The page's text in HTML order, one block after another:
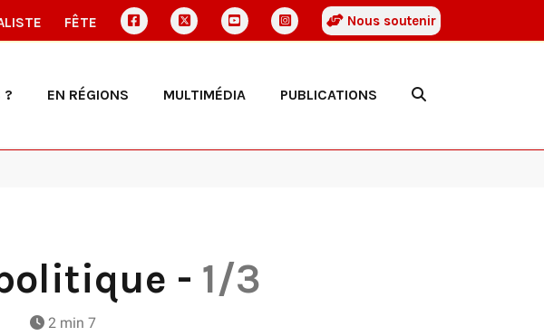
FÊTE Nous soutenir
? EN RÉGIONS MULTIMÉDIA PUBLICATIONS
- 1/3
2 min 7